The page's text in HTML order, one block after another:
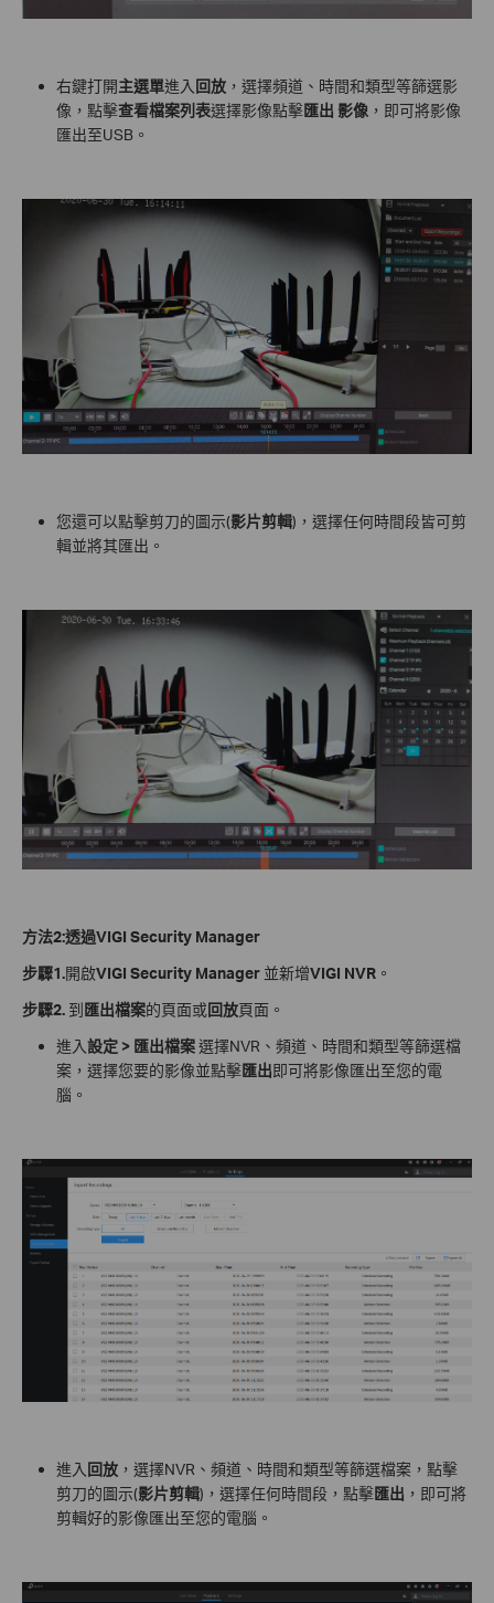
右鍵打開主選單進入 回放，選擇頻道、時間和類型等篩選影
像，點擊查看檔案列表選擇影像點擊匯出 影像 ，即可將影像
匯出至USB。
您還可以點擊剪刀的圖示(影片剪輯)，選擇任何時間段皆可剪
輯並將其匯出。
方法2:透過VIGI Security Manager
步驟1.開啟VIGI Security Manager 並新增VIGI NVR 。
步驟2. 到匯出檔案的頁面或回放頁面。
進入設定 > 匯出檔案選擇NVR、頻道、時間和類型等篩選檔
案，選擇您要的影像並點擊匯出即可將影像匯出至您的電
腦。
進入 回放，選擇NVR、頻道、時間和類型等篩選檔案，點擊
剪刀的圖示(影片剪輯)，選擇任何時間段，點擊匯出 ，即可將
剪輯好的影像匯出至您的電腦。